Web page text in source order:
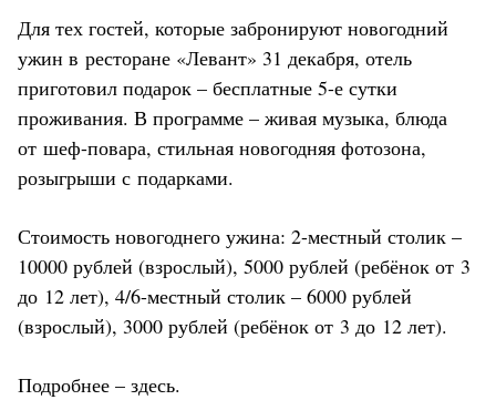
Для тех гостей, которые забронируют новогодний
ужин в ресторане «Левант» 31 декабря, отель
приготовил подарок – бесплатные 5-е сутки
проживания. В программе – живая музыка, блюда
от шеф-повара, стильная новогодняя фотозона,
розыгрыши с подарками.
Стоимость новогоднего ужина: 2-местный столик –
10000 рублей (взрослый), 5000 рублей (ребёнок от 3
до 12 лет), 4/6-местный столик – 6000 рублей
(взрослый), 3000 рублей (ребёнок от 3 до 12 лет).
Подробнее – здесь.